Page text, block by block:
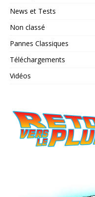
News et Tests
Non classé
Pannes Classiques
Téléchargements
Vidéos